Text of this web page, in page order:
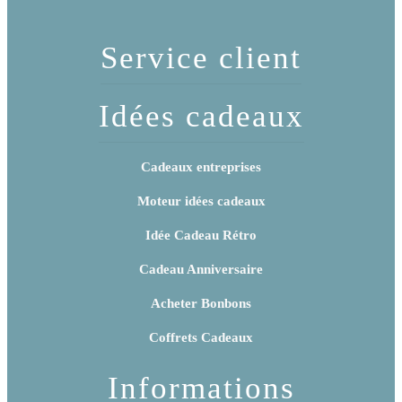
Service client
Idées cadeaux
Cadeaux entreprises
Moteur idées cadeaux
Idée Cadeau Rétro
Cadeau Anniversaire
Acheter Bonbons
Coffrets Cadeaux
Informations